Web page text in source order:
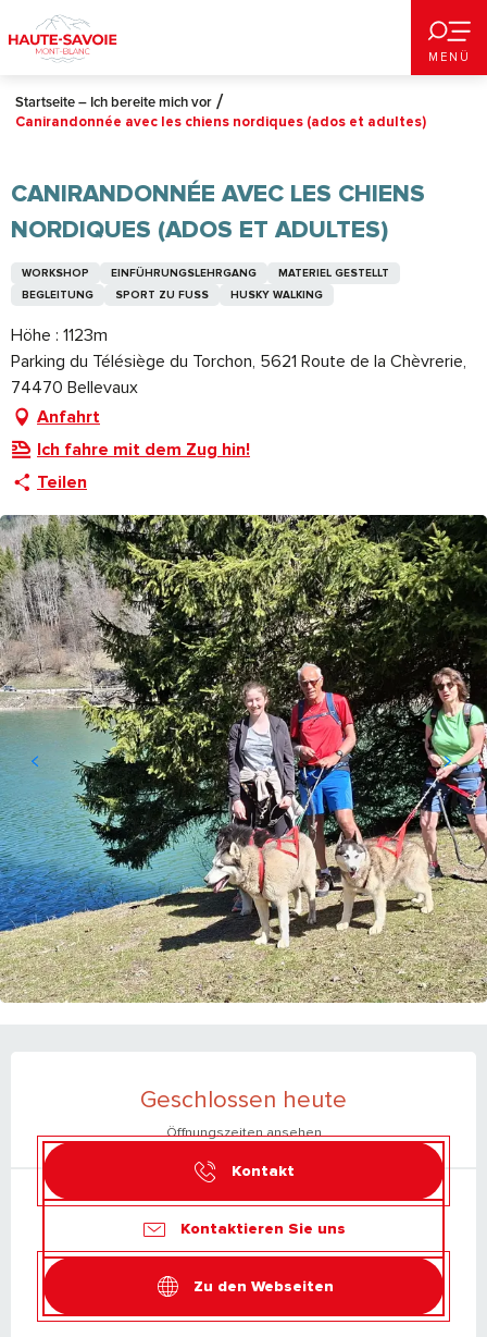
au
contenu
principal
MENÜ
Startseite – Ich bereite mich vor
Canirandonnée avec les chiens nordiques (ados et adultes)
CANIRANDONNÉE AVEC LES CHIENS
NORDIQUES (ADOS ET ADULTES)
WORKSHOP EINFÜHRUNGSLEHRGANG
MATERIEL GESTELLT
BEGLEITUNG
SPORT ZU FUSS HUSKY WALKING
Höhe : 1123m
Parking du Télésiège du Torchon, 5621 Route de la Chèvrerie,
74470 Bellevaux
Anfahrt
Ich fahre mit dem Zug hin!
Teilen
Geschlossen heute
Öffnungszeiten ansehen
Kontakt
Kontaktieren Sie uns
Zu den Webseiten